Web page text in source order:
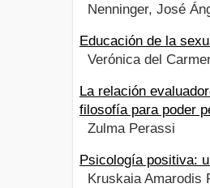
Nenninger, José
Educación de la
Verónica del
La relación
filosofía para poder
Zulma Perassi
Psicología positiva:
Kruskaia Amarodis